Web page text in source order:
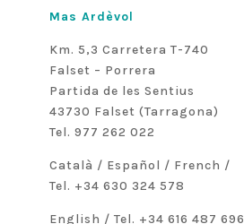
Mas Ardèvol
Km. 5,3 Carretera T-740
Falset – Porrera
Partida de les Sentius
43730 Falset (Tarragona)
Tel. 977 262 022
Català / Español / French /
Tel. +34 630 324 578
English / Tel. +34 616 487 696